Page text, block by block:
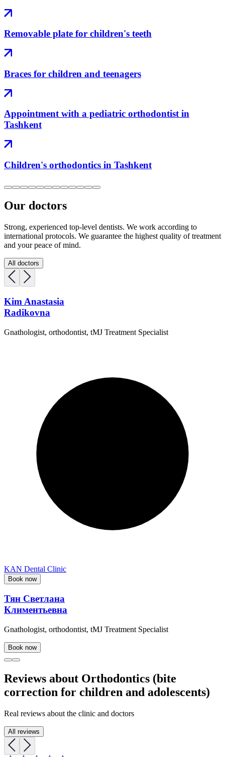
Removable plate for children's teeth
Braces for children and teenagers
Appointment with a pediatric orthodontist in
Tashkent
Children's orthodontics in Tashkent
Our doctors
Strong, experienced top-level dentists. We work according to
international protocols. We guarantee the highest quality of treatment
and your peace of mind.
All doctors
Kim Anastasia
Radikovna
Gnathologist, orthodontist, tMJ Treatment Specialist
KAN Dental Clinic
Book now
Тян Светлана
Климентьевна
Gnathologist, orthodontist, tMJ Treatment Specialist
Book now
Reviews about Orthodontics (bite
correction for children and adolescents)
Real reviews about the clinic and doctors
All reviews